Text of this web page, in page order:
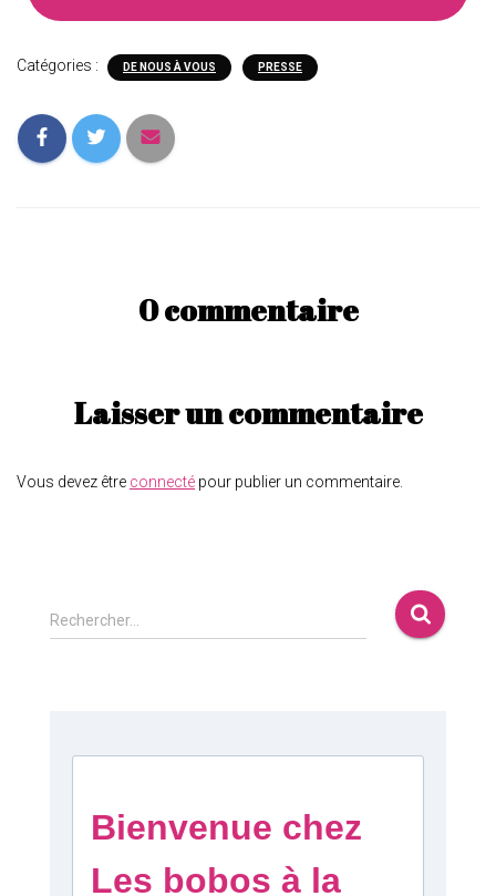
Catégories : DE NOUS À VOUS PRESSE
0 commentaire
Laisser un commentaire
Vous devez être connecté pour publier un commentaire.
Rechercher…